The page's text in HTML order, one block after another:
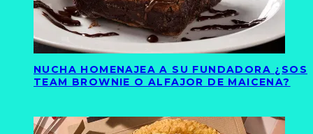
NUCHA HOMENAJEA A SU FUNDADORA ¿SOS
TEAM BROWNIE O ALFAJOR DE MAICENA?